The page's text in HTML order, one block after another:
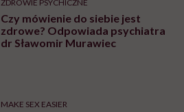
ZDROWIE PSYCHICZNE
Czy mówienie do siebie jest
zdrowe? Odpowiada psychiatra
dr Sławomir Murawiec
MAKE SEX EASIER